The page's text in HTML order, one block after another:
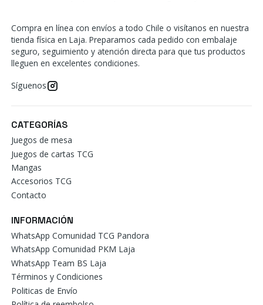
Compra en línea con envíos a todo Chile o visítanos en nuestra
tienda física en Laja. Preparamos cada pedido con embalaje
seguro, seguimiento y atención directa para que tus productos
lleguen en excelentes condiciones.
Síguenos
CATEGORÍAS
Juegos de mesa
Juegos de cartas TCG
Mangas
Accesorios TCG
Contacto
INFORMACIÓN
WhatsApp Comunidad TCG Pandora
WhatsApp Comunidad PKM Laja
WhatsApp Team BS Laja
Términos y Condiciones
Politicas de Envío